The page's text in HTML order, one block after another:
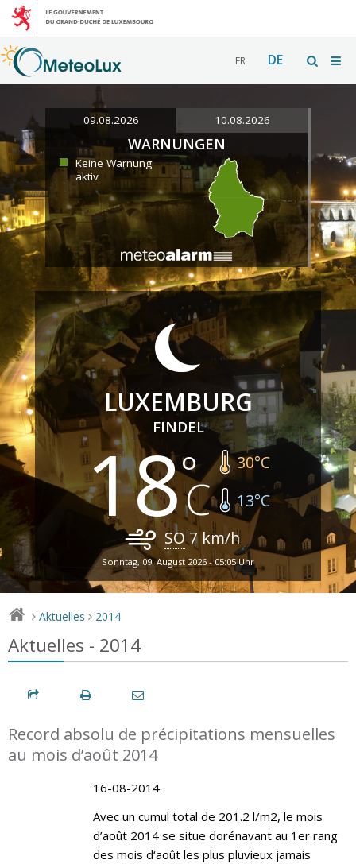
FR DE
09.08.2026 10.08.2026
WARNUNGEN
Keine Warnung
aktiv
LUXEMBURG
FINDEL
18 30°C
13°C
SO7 km/h
Sonntag, 09. August 2026 - 05:05 Uhr
> Aktuelles > 2014
Aktuelles - 2014
Record absolu de précipitations mensuelles
au mois d’août 2014
16-08-2014
Avec un cumul total de 201.2 l/m2, le mois
d’août 2014 se situe dorénavant au 1er rang
des mois d‘août les plus pluvieux jamais